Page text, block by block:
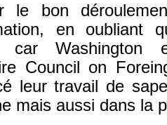
le bon
en oubliant
car Washington
Council on
leur travail de
mais aussi dans la